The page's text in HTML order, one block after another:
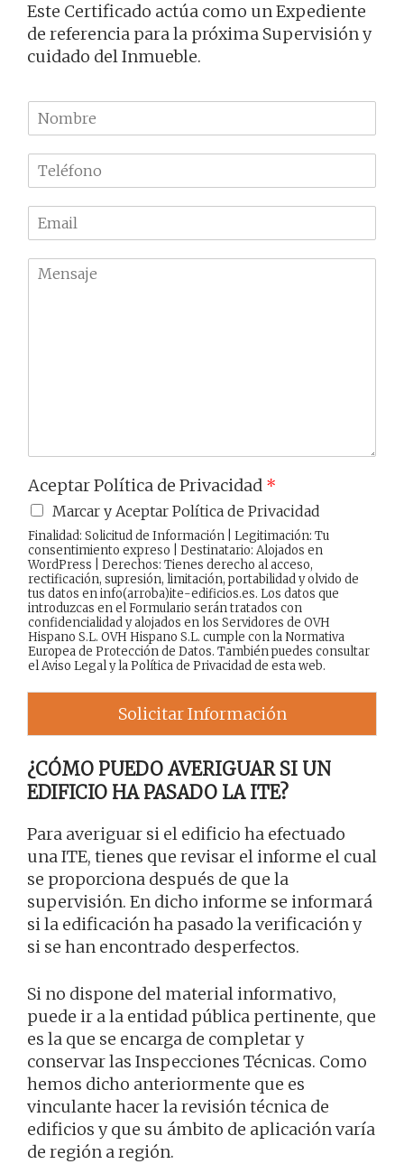
Este Certificado actúa como un Expediente
de referencia para la próxima Supervisión y
cuidado del Inmueble.
N
o
m
r
e
l
f
m
a
M
Aceptar Política de Privacidad *
Marcar y Aceptar Política de Privacidad
Finalidad: Solicitud de Información | Legitimación: Tu
consentimiento expreso | Destinatario: Alojados en
WordPress | Derechos: Tienes derecho al acceso,
rectificación, supresión, limitación, portabilidad y olvido de
tus datos en info(arroba)ite-edificios.es. Los datos que
introduzcas en el Formulario serán tratados con
confidencialidad y alojados en los Servidores de OVH
Hispano S.L. OVH Hispano S.L. cumple con la Normativa
Europea de Protección de Datos. También puedes consultar
elAviso Legaly laPolítica de Privacidadde esta web.
Solicitar Información
¿CÓMO PUEDO AVERIGUAR SI UN
EDIFICIO HA PASADO LA ITE?
Para averiguar si el edificio ha efectuado
una ITE, tienes que revisar el informe el cual
se proporciona después de que la
supervisión. En dicho informe se informará
si la edificación ha pasado la verificación y
si se han encontrado desperfectos.
Si no dispone del material informativo,
puede ir a la entidad pública pertinente, que
es la que se encarga de completar y
conservar las Inspecciones Técnicas. Como
hemos dicho anteriormente que es
vinculante hacer la revisión técnica de
edificios y que su ámbito de aplicación varía
de región a región.